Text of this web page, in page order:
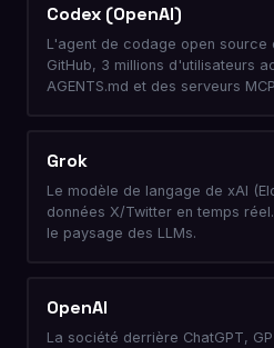
Codex (OpenAI)
L'agent de codage open source
GitHub, 3 millions d'utilisateurs
AGENTS.md et des serveurs
Grok
Le modèle de langage de xAI
données X/Twitter en temps
le paysage des LLMs.
OpenAI
La société derrière ChatGPT,